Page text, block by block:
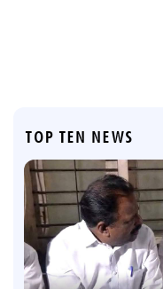
TOP TEN NEWS